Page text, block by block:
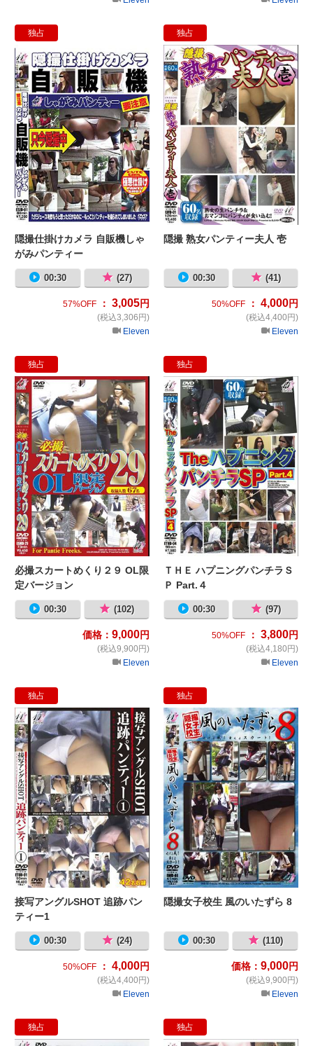
独占
隠撮仕掛けカメラ 自販機しゃがみパ
隠撮仕掛けカメラ 自販機しゃ
がみパンティー
00:30 (27)
57%OFF ： 3,005円
(税込3,306円)
Eleven
独占
隠
隠撮 熟女パンティー夫人 壱
00:30 (41)
50%OFF： 4,000円
(税込4,400円)
Eleven
独占
必撮スカートめくり２９ OL限定バ
必撮スカートめくり２９ OL限
定バージョン
00:30 (102)
価格： 9,000円
(税込9,900円)
Eleven
独占
Ｔ
ＴＨＥ ハプニングパンチラＳ
Ｐ Part.４
00:30 (97)
50%OFF： 3,800円
(税込4,180円)
Eleven
独占
接写アングルSHOT 追跡パンティー1
接写アングルSHOT 追跡パン
ティー1
00:30 (24)
50%OFF ： 4,000円
(税込4,400円)
Eleven
独占
隠
隠撮女子校生 風のいたずら 8
00:30 (110)
価格： 9,000円
(税込9,900円)
Eleven
独占
必撮スカートめくり プラス30min
独占
街